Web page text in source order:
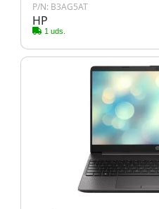
P/N: B3AG5AT
HP
1 uds.